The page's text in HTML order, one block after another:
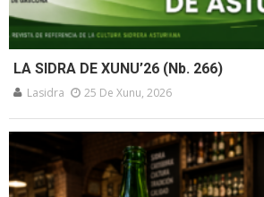
LA SIDRA DE XUNU’26 (Nb. 266)
Lasidra 25 De Xunu, 2026